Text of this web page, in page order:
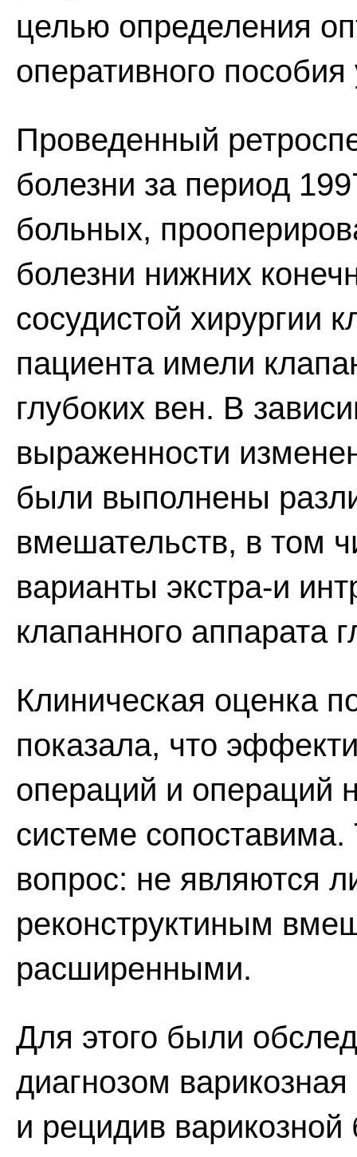
целью определения
оперативного
Проведенный
болезни за период
больных,
болезни нижних
сосудистой хирургии
пациента имели
глубоких вен. В
выраженности
были выполнены
вмешательств, в том
варианты экстра-и
клапанного аппарата
Клиническая оценка
показала, что
операций и операций
системе
вопрос: не являются
реконструктиным
расширенными.
Для этого были
диагнозом
и рецидив